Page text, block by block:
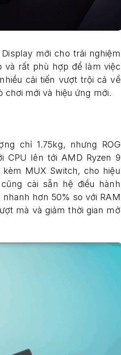
mới cho trải nghiệm
và rất phù hợp để làm việc
cải tiến vượt trội cả về
chơi mới và hiệu ứng mới.
chỉ 1.75kg, nhưng ROG
CPU lên tới AMD Ryzen 9
kèm MUX Switch, cho hiệu
cài sẵn hệ điều hành
hơn 50% so với RAM
mà và giảm thời gian mở